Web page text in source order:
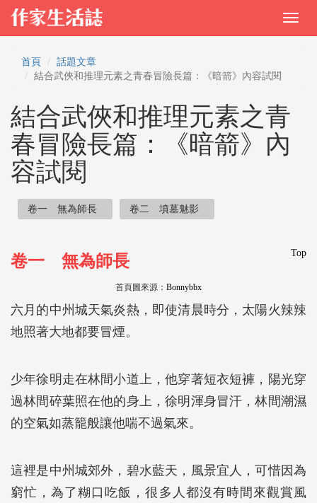
首頁
話題文章
結合武俠和推理元素之青春冒險長篇：《暗箭》內容試閱
結合武俠和推理元素之青
春冒險長篇：《暗箭》內
容試閱
卷一 無為師長 卷二 墳墓魅影
Top
卷一 無為師長
首頁圖來源： Bonnybbx
六月的中州城天氣炎熱，即使清晨時分，太陽火辣辣
地照著大地都要冒煙。
少年徐明走在林間小道上，他穿著短衣短褲，陽光穿
過林間碎葉照在他的身上，徐明渾身冒汗，林間潮濕
的空氣如蒸籠般讓他喘不過氣來。
這裡是中州城郊外，碧水藍天，風景宜人，可惜因為
窮忙，為了糊口吃飯，很多人都沒有時間來觀賞風